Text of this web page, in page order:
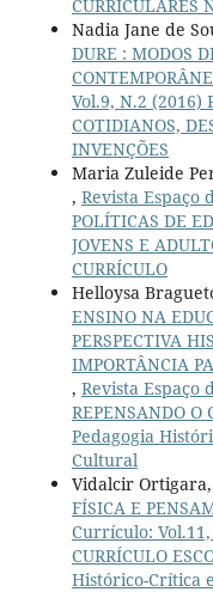
CURRICULARES
Nadia Jane de
DURE : MODOS
Vol.9, N.2 (2016)
COTIDIANOS,
INVENÇÕES
Maria Zuleide
, Revista Espaço
POLÍTICAS DE
JOVENS E
CURRÍCULO
Helloysa
ENSINO NA
PERSPECTIVA
IMPORTÂNCIA
, Revista Espaço
REPENSANDO O
Pedagogia
Cultural
Vidalcir
FÍSICA E
Currículo: Vol.11,
CURRÍCULO
Histórico-Crítica